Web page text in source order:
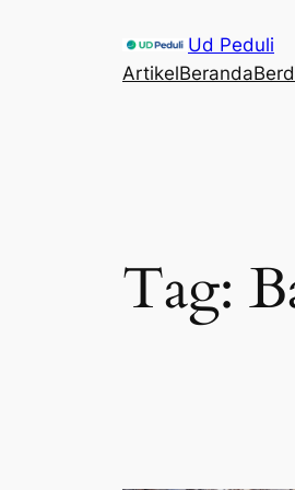
Ud Peduli
ArtikelBeranda
Tag: